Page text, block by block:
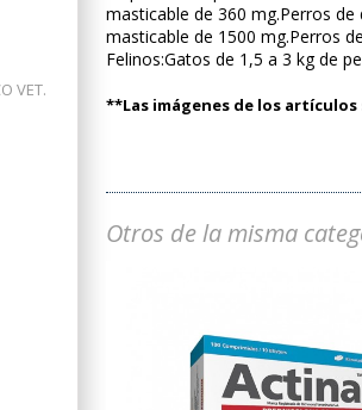
VET.
masticable de 360 mg.Perros
masticable de 1500 mg.Perros
Felinos:Gatos de 1,5 a 3 kg de
**Las imágenes de los
Otros de la misma